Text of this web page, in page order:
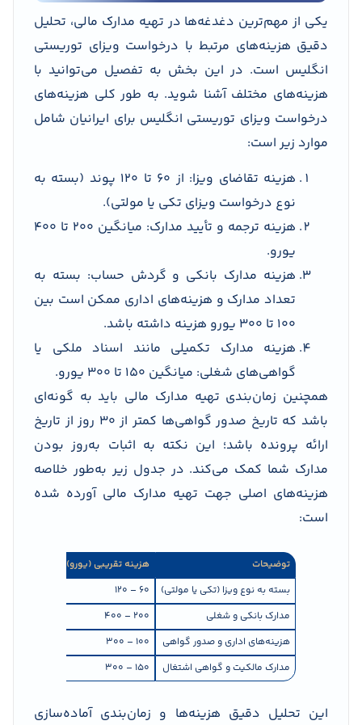
یکی از مهم‌ترین دغدغه‌ها در تهیه مدارک مالی، تحلیل
دقیق هزینه‌های مرتبط با درخواست ویزای توریستی
انگلیس است. در این بخش به تفصیل می‌توانید با
هزینه‌های مختلف آشنا شوید. به طور کلی هزینه‌های
درخواست ویزای توریستی انگلیس برای ایرانیان شامل
موارد زیر است:
هزینه تقاضای ویزا: از ۶۰ تا ۱۲۰ پوند (بسته به
نوع درخواست ویزای تکی یا مولتی).
هزینه ترجمه و تأیید مدارک: میانگین ۲۰۰ تا ۴۰۰
یورو.
هزینه مدارک بانکی و گردش حساب: بسته به
تعداد مدارک و هزینه‌های اداری ممکن است بین
۱۰۰ تا ۳۰۰ یورو هزینه داشته باشد.
هزینه مدارک تکمیلی مانند اسناد ملکی یا
گواهی‌های شغلی: میانگین ۱۵۰ تا ۳۰۰ یورو.
همچنین زمان‌بندی تهیه مدارک مالی باید به گونه‌ای
باشد که تاریخ صدور گواهی‌ها کمتر از ۳۰ روز از تاریخ
ارائه پرونده باشد؛ این نکته به اثبات به‌روز بودن
مدارک شما کمک می‌کند. در جدول زیر به‌طور خلاصه
هزینه‌های اصلی جهت تهیه مدارک مالی آورده شده
است:
توضیحات هزینه تقریبی (یورو)
بسته به نوع ویزا (تکی یا مولتی)
۶۰ – ۱۲۰
مدارک بانکی و شغلی
۲۰۰ – ۴۰۰
هزینه‌های اداری و صدور گواهی
۱۰۰ – ۳۰۰
مدارک مالکیت و گواهی اشتغال
۱۵۰ – ۳۰۰
این تحلیل دقیق هزینه‌ها و زمان‌بندی آماده‌سازی